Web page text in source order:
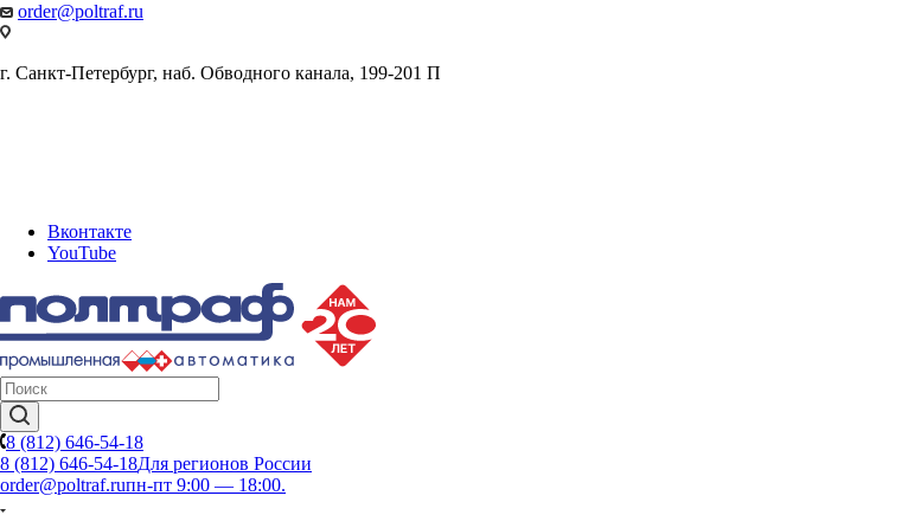
order@poltraf.ru
г. Санкт-Петербург, наб. Обводного канала, 199-201 П
Вконтакте
YouTube
8 (812) 646-54-18
8 (812) 646-54-18Для регионов России
order@poltraf.ruпн-пт 9:00 — 18:00.